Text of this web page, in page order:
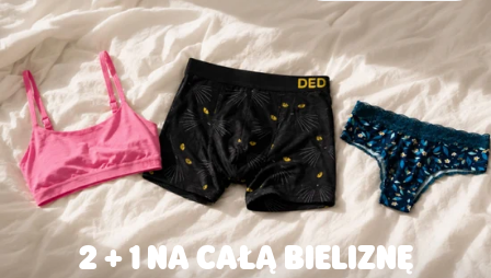
2 + 1 NA CAŁĄ BIELIZNĘ